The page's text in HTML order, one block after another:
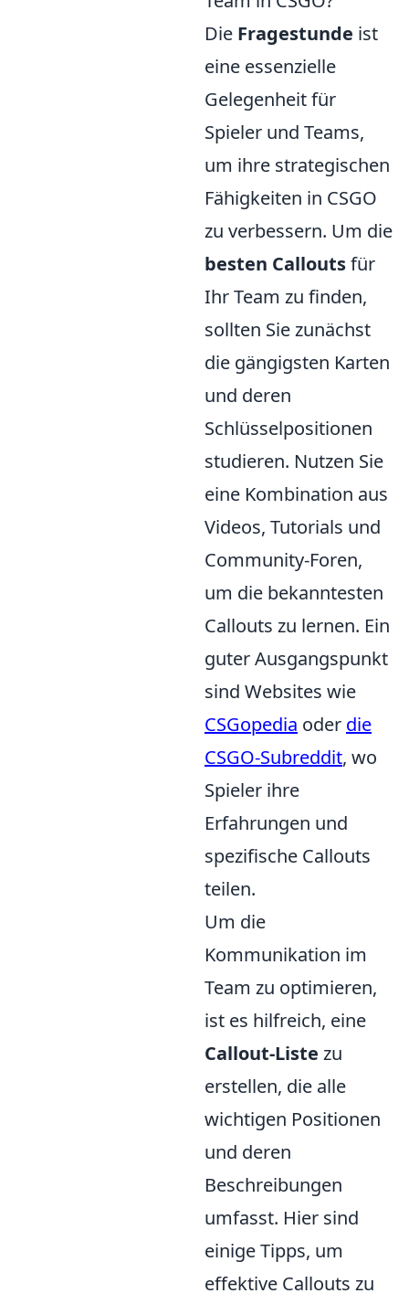
Die Fragestunde ist
eine essenzielle
Gelegenheit für
Spieler und Teams,
um ihre strategischen
Fähigkeiten in CSGO
zu verbessern. Um die
besten Calloutsfür
Ihr Team zu finden,
sollten Sie zunächst
die gängigsten Karten
und deren
Schlüsselpositionen
studieren. Nutzen Sie
eine Kombination aus
Videos, Tutorials und
Community-Foren,
um die bekanntesten
Callouts zu lernen. Ein
guter Ausgangspunkt
sind Websites wie
CSGopedia oder die
CSGO-Subreddit, wo
Spieler ihre
Erfahrungen und
spezifische Callouts
teilen.
Um die
Kommunikation im
Team zu optimieren,
ist es hilfreich, eine
Callout-Liste zu
erstellen, die alle
wichtigen Positionen
und deren
Beschreibungen
umfasst. Hier sind
einige Tipps, um
effektive Callouts zu